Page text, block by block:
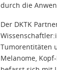
durch die
Der DKTK
Tumorentitäten
Melanome,